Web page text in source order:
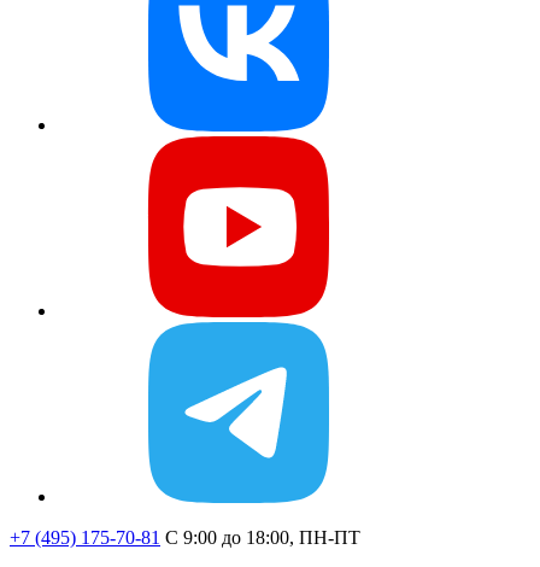
+7 (495) 175-70-81 C 9:00 до 18:00, ПН-ПТ